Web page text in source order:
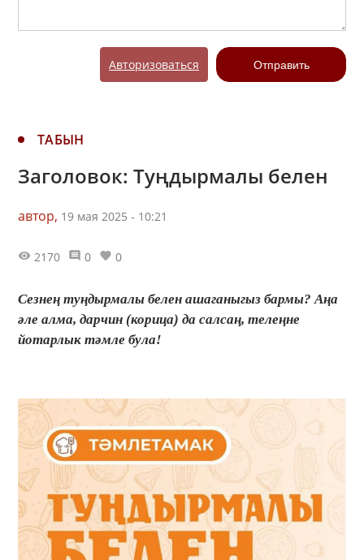
Авторизоваться Отправить
ТАБЫН
Заголовок: Туңдырмалы белен
автор, 19 мая 2025 - 10:21
2170 0 0
Сезнең туңдырмалы белен ашаганыгыз бармы? Аңа
әле алма, дарчин (корица) да салсаң, телеңне
йотарлык тәмле була!